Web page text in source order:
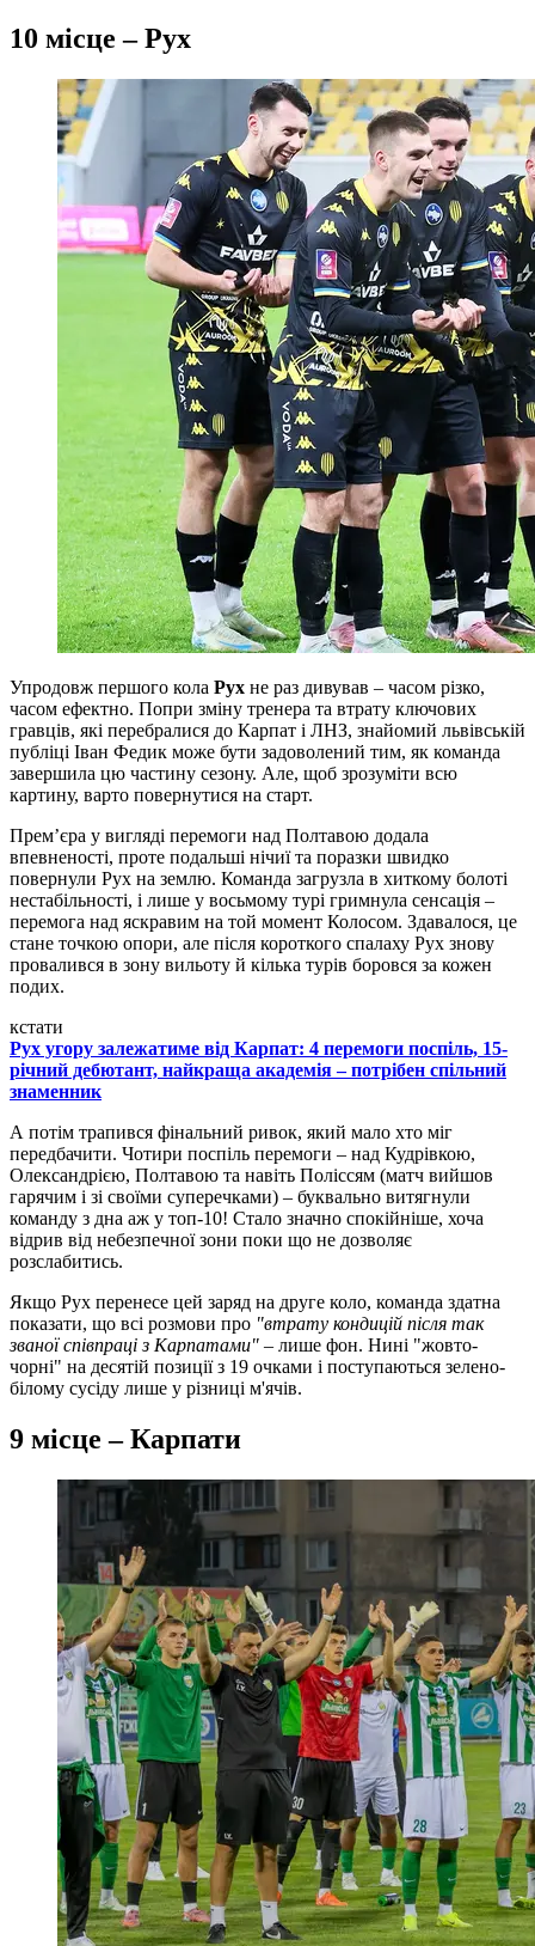
10 місце – Рух
Упродовж першого кола Рух не раз дивував – часом різко,
часом ефектно. Попри зміну тренера та втрату ключових
гравців, які перебралися до Карпат і ЛНЗ, знайомий львівській
публіці Іван Федик може бути задоволений тим, як команда
завершила цю частину сезону. Але, щоб зрозуміти всю
картину, варто повернутися на старт.
Прем’єра у вигляді перемоги над Полтавою додала
впевненості, проте подальші нічиї та поразки швидко
повернули Рух на землю. Команда загрузла в хиткому болоті
нестабільності, і лише у восьмому турі гримнула сенсація –
перемога над яскравим на той момент Колосом. Здавалося, це
стане точкою опори, але після короткого спалаху Рух знову
провалився в зону вильоту й кілька турів боровся за кожен
подих.
кстати
Рух угору залежатиме від Карпат: 4 перемоги поспіль, 15-
річний дебютант, найкраща академія – потрібен спільний
знаменник
А потім трапився фінальний ривок, який мало хто міг
передбачити. Чотири поспіль перемоги – над Кудрівкою,
Олександрією, Полтавою та навіть Поліссям (матч вийшов
гарячим і зі своїми суперечками) – буквально витягнули
команду з дна аж у топ-10! Стало значно спокійніше, хоча
відрив від небезпечної зони поки що не дозволяє
розслабитись.
Якщо Рух перенесе цей заряд на друге коло, команда здатна
показати, що всі розмови про "втрату кондицій після так
званої співпраці з Карпатами" – лише фон. Нині "жовто-
чорні" на десятій позиції з 19 очками і поступаються зелено-
білому сусіду лише у різниці м'ячів.
9 місце – Карпати